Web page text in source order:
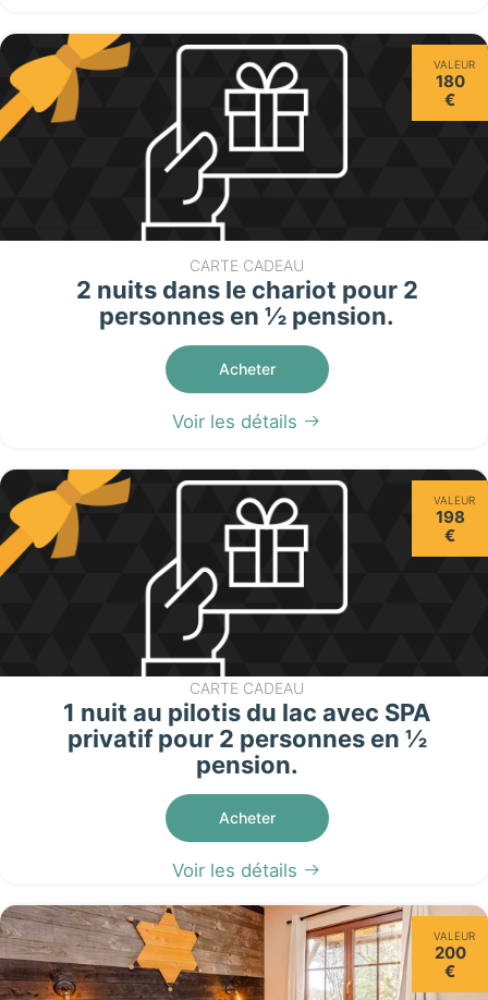
VALEUR
180
€
CARTE CADEAU
2 nuits dans le chariot pour 2
personnes en ½ pension.
Acheter
Voir les détails
VALEUR
198
€
CARTE CADEAU
1 nuit au pilotis du lac avec SPA
privatif pour 2 personnes en ½
pension.
Acheter
Voir les détails
VALEUR
200
€